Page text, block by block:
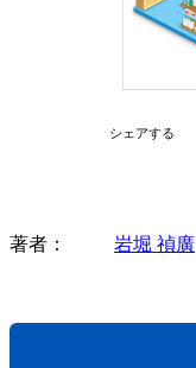
シェアする
著者 岩堀 禎廣